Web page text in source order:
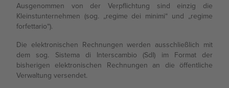
Ausgenommen von der Verpflichtung sind einzig die
Kleinstunternehmen (sog. „regime dei minimi“ und „regime
forfettario“).
Die elektronischen Rechnungen werden ausschließlich mit
dem sog. Sistema di Interscambio (SdI) im Format der
bisherigen elektronischen Rechnungen an die öffentliche
Verwaltung versendet.